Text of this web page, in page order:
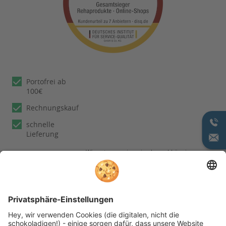
Portofrei ab
100€
Rechnungskauf
schnelle
Lieferung
Wir nutzen reviews.io als unabhängigen
Dienstleister für die Einholung von
Bewertungen. Erfahren Sie mehr unter
unserenInformationen zu
Kundenbewertungen
Folgen Sie rehashop auch auf folgenden Kanälen